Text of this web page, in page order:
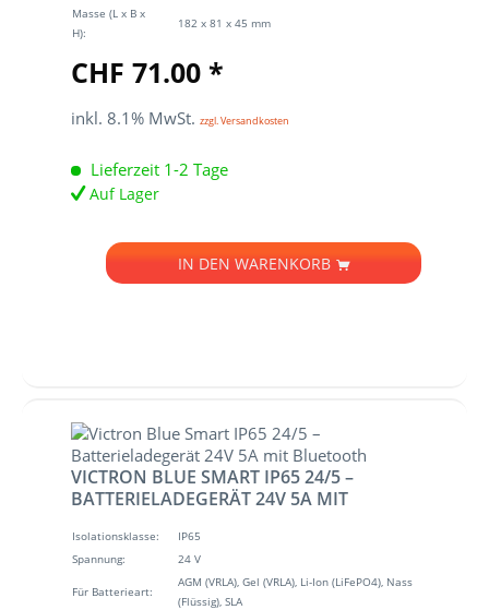
Masse (L x B x
H):
182 x 81 x 45 mm
CHF 71.00 *
inkl. 8.1% MwSt. zzgl. Versandkosten
Lieferzeit 1-2 Tage
Auf Lager
IN DEN WARENKORB
VICTRON BLUE SMART IP65 24/5 –
BATTERIELADEGERÄT 24V 5A MIT
Isolationsklasse:
IP65
Spannung:
24 V
Für Batterieart:
AGM (VRLA), Gel (VRLA), Li-Ion (LiFePO4), Nass
(Flüssig), SLA